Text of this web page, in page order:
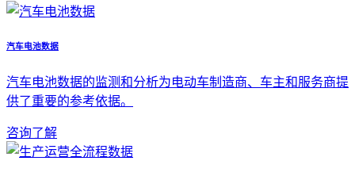
汽车电池数据
汽车电池数据的监测和分析为电动车制造商、车主和服务商提
供了重要的参考依据。
咨询了解